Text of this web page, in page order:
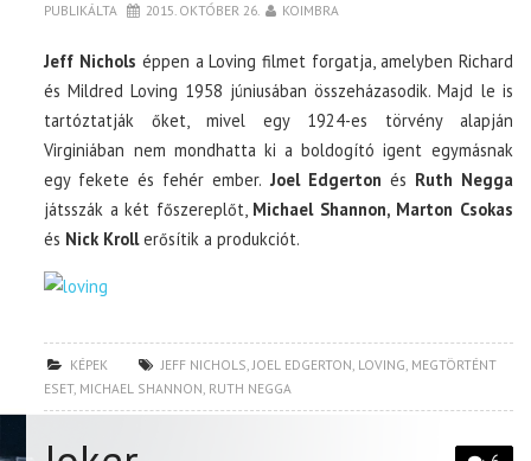
PUBLIKÁLTA 2015. OKTÓBER 26. KOIMBRA
Jeff Nichols éppen a Loving filmet forgatja, amelyben Richard
és Mildred Loving 1958 júniusában összeházasodik. Majd le is
tartóztatják őket, mivel egy 1924-es törvény alapján
Virginiában nem mondhatta ki a boldogító igent egymásnak
egy fekete és fehér ember. Joel Edgerton és Ruth Negga
játsszák a két főszereplőt, Michael Shannon, Marton Csokas
és Nick Krollerősítik a produkciót.
KÉPEK JEFF NICHOLS,JOEL EDGERTON, LOVING, MEGTÖRTÉNT
ESET, MICHAEL SHANNON, RUTH NEGGA